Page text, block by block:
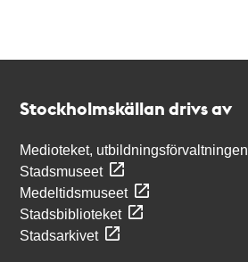
Stockholmskällan drivs av
Medioteket, utbildningsförvaltningen
Stadsmuseet
Medeltidsmuseet
Stadsbiblioteket
Stadsarkivet